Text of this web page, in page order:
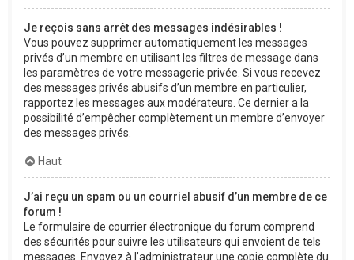
Je reçois sans arrêt des messages indésirables !
Vous pouvez supprimer automatiquement les messages
privés d’un membre en utilisant les filtres de message dans
les paramètres de votre messagerie privée. Si vous recevez
des messages privés abusifs d’un membre en particulier,
rapportez les messages aux modérateurs. Ce dernier a la
possibilité d’empêcher complètement un membre d’envoyer
des messages privés.
Haut
J’ai reçu un spam ou un courriel abusif d’un membre de ce
forum !
Le formulaire de courrier électronique du forum comprend
des sécurités pour suivre les utilisateurs qui envoient de tels
messages. Envoyez à l’administrateur une copie complète du